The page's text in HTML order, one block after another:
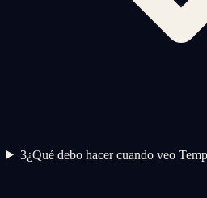
3¿Qué debo hacer cuando veo